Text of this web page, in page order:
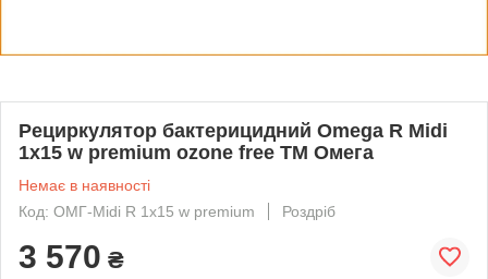
Рециркулятор бактерицидний Omega R Midi
1х15 w premium ozone free ТМ Омега
Немає в наявності
Код: ОМГ-Midi R 1х15 w premium
Роздріб
3 570 ₴